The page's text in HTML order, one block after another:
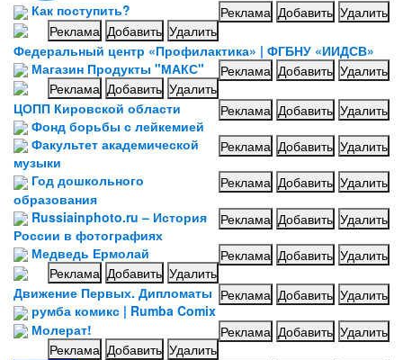
Реклама Добавить Удалить
Как поступить?
Реклама Добавить Удалить
Федеральный центр «Профилактика» | ФГБНУ «ИИДСВ»
Реклама Добавить Удалить
Магазин Продукты "МАКС"
Реклама Добавить Удалить
ЦОПП Кировской области
Реклама Добавить Удалить
Фонд борьбы с лейкемией
Реклама Добавить Удалить
Факультет академической
музыки
Реклама Добавить Удалить
Год дошкольного
образования
Реклама Добавить Удалить
Russiainphoto.ru – История
России в фотографиях
Реклама Добавить Удалить
Медведь Ермолай
Реклама Добавить Удалить
Движение Первых. Дипломаты Реклама Добавить Удалить
румба комикс | Rumba Comix
Реклама Добавить Удалить
Молерат!
Реклама Добавить Удалить